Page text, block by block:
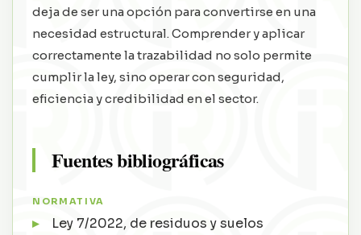
deja de ser una opción para convertirse en una
necesidad estructural. Comprender y aplicar
correctamente la trazabilidad no solo permite
cumplir la ley, sino operar con seguridad,
eficiencia y credibilidad en el sector.
Fuentes bibliográficas
NORMATIVA
Ley 7/2022, de residuos y suelos